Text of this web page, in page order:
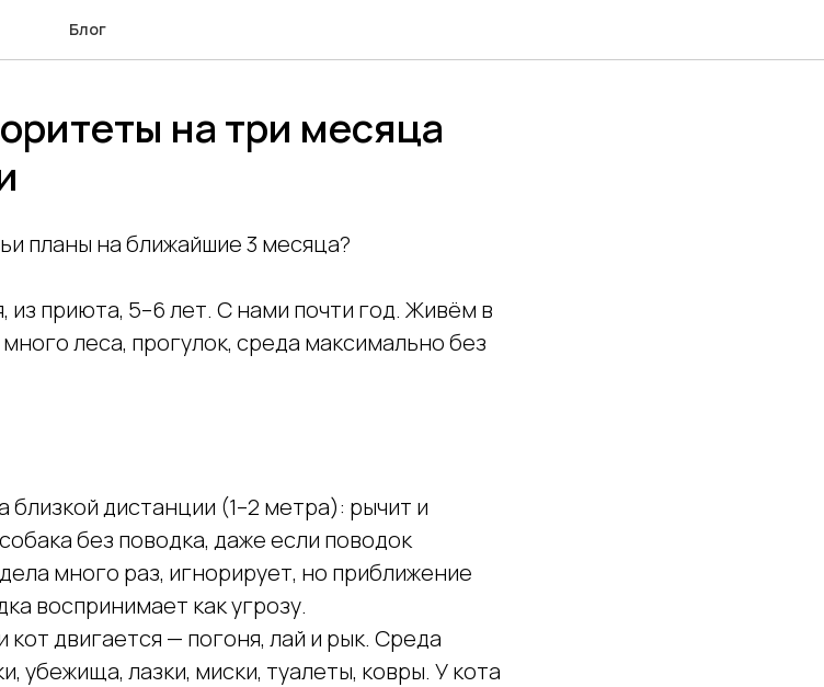
Блог
на три месяца
планы на ближайшие 3 месяца?
из приюта, 5–6 лет. С нами почти год. Живём в
леса, прогулок, среда максимально без
близкой дистанции (1–2 метра): рычит и
без поводка, даже если поводок
много раз, игнорирует, но приближение
воспринимает как угрозу.
двигается — погоня, лай и рык. Среда
убежища, лазки, миски, туалеты, ковры. У кота